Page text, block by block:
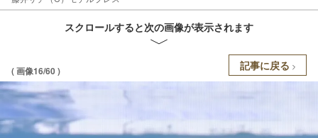
スクロールすると次の画像が表示されます
( 画像16/60 ) 記事に戻る